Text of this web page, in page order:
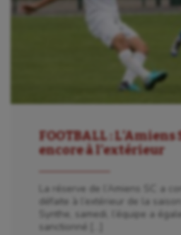
FOOTBALL : L’Amiens
encore à l’extérieur
La réserve de l’Amiens SC a
défaite à l’extérieur de la
Synthe, samedi, l’équipe a
sanctionné […]